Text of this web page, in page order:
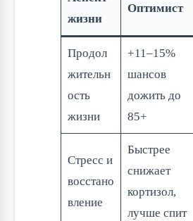
жизни
Оптимист
Продол
жительн
ость
жизни
+11–15%
шансов
дожить до
85+
Стресс и
восстано
вление
Быстрее
снижает
кортизол,
лучше спит